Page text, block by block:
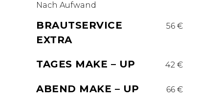
Nach Aufwand
BRAUTSERVICE
EXTRA
56 €
TAGES MAKE – UP 42 €
ABEND MAKE – UP 66 €